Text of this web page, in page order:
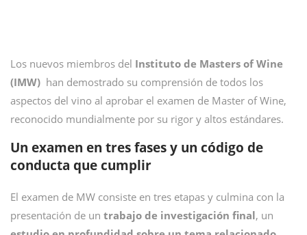
Los nuevos miembros del Instituto de Masters of Wine
(IMW) han demostrado su comprensión de todos los
aspectos del vino al aprobar el examen de Master of Wine,
reconocido mundialmente por su rigor y altos estándares.
Un examen en tres fases y un código de
conducta que cumplir
El examen de MW consiste en tres etapas y culmina con la
presentación de un trabajo de investigación final, un